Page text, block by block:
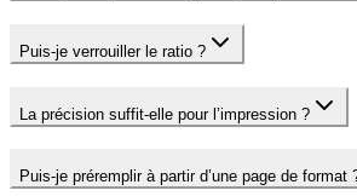
Puis‑je verrouiller le ratio ?
La précision suffit‑elle pour l’impression ?
Puis‑je préremplir à partir d’une page de format